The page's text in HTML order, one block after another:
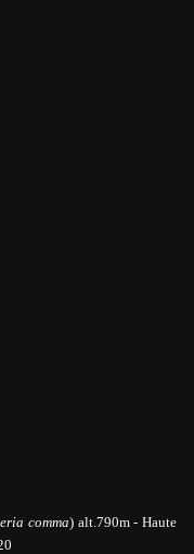
comma) alt.790m- Haute